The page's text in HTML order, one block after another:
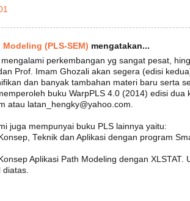
(PLS-SEM) mengatakan...
perkembangan yg sangat pesat,
Prof. Imam Ghozali akan segera (edisi
dan banyak tambahan materi baru serta
buku WarpPLS 4.0 (2014) edisi dua
atau latan_hengky@yahoo.com.
juga mempunyai buku PLS lainnya yaitu:
Teknik dan Aplikasi dengan program
Aplikasi Path Modeling dengan XLSTAT.
diatas.